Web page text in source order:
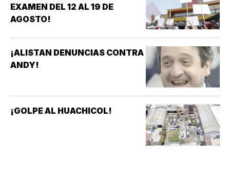
EXAMEN DEL 12 AL 19 DE
AGOSTO!
¡ALISTAN DENUNCIAS CONTRA
ANDY!
¡GOLPE AL HUACHICOL!